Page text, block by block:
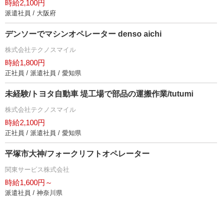
時給2,100円
派遣社員 / 大阪府
デンソーでマシンオペレーター denso aichi
株式会社テクノスマイル
時給1,800円
正社員 / 派遣社員 / 愛知県
未経験/トヨタ自動車 堤工場で部品の運搬作業/tutumi
株式会社テクノスマイル
時給2,100円
正社員 / 派遣社員 / 愛知県
平塚市大神/フォークリフトオペレーター
関東サービス株式会社
時給1,600円～
派遣社員 / 神奈川県